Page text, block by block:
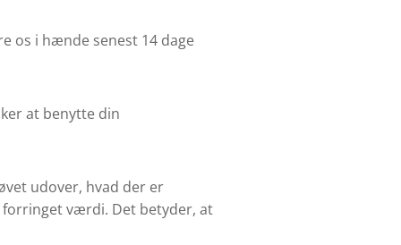
os i hænde senest 14 dage
at benytte din
udover, hvad der er
forringet værdi. Det betyder, at